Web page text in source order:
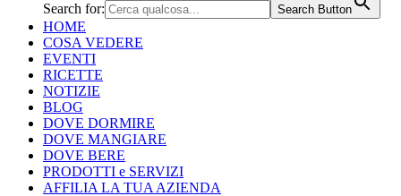
Search for: Search Button
HOME
COSA VEDERE
EVENTI
RICETTE
NOTIZIE
BLOG
DOVE DORMIRE
DOVE MANGIARE
DOVE BERE
PRODOTTI e SERVIZI
AFFILIA LA TUA AZIENDA